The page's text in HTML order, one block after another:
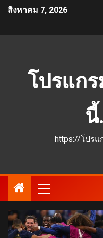
สิงหาคม 7, 2026
โปรแก
นี้
https://โปร